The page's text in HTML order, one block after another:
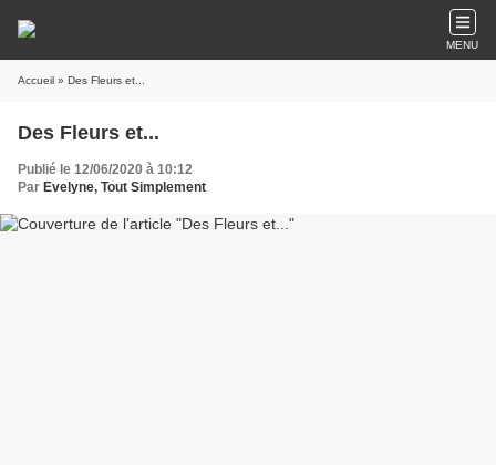
MENU
Accueil » Des Fleurs et...
Des Fleurs et...
Publié le 12/06/2020 à 10:12
Par Evelyne, Tout Simplement